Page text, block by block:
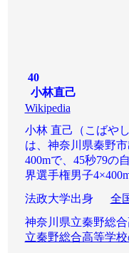
40
小林直己
Wikipedia
小林 直己（こばや
は、神奈川県秦野
400mで、45秒79の
界選手権男子
法政大学出身 全
神奈川県立秦野総
立秦野総合高等学